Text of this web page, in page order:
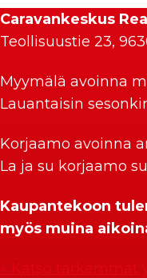
Caravankeskus
Teollisuustie 23,
Myymälä
Lauantaisin
Korjaamo avoinna
La ja su korjaamo
Kaupantekoon
myös muina
» Katso